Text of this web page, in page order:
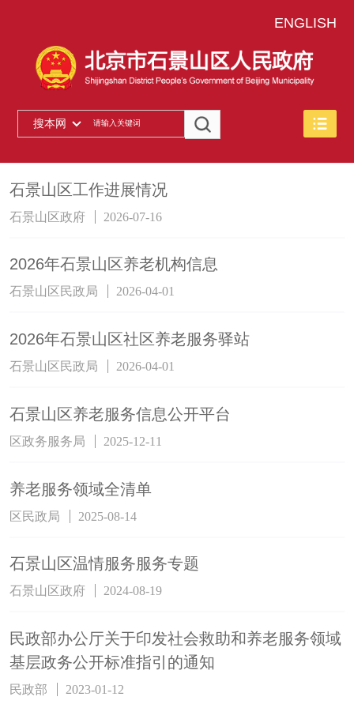
ENGLISH
搜本网
石景山区工作进展情况
石景山区政府 2026-07-16
2026年石景山区养老机构信息
石景山区民政局 2026-04-01
2026年石景山区社区养老服务驿站
石景山区民政局 2026-04-01
石景山区养老服务信息公开平台
区政务服务局 2025-12-11
养老服务领域全清单
区民政局 2025-08-14
石景山区温情服务服务专题
石景山区政府 2024-08-19
民政部办公厅关于印发社会救助和养老服务领域
基层政务公开标准指引的通知
民政部 2023-01-12